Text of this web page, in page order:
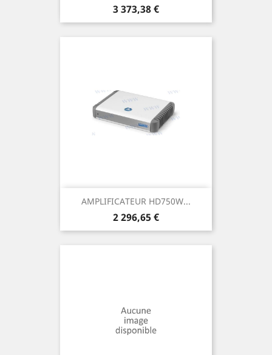
Prix
3 373,38 €
AMPLIFICATEUR HD750W...
Prix
2 296,65 €